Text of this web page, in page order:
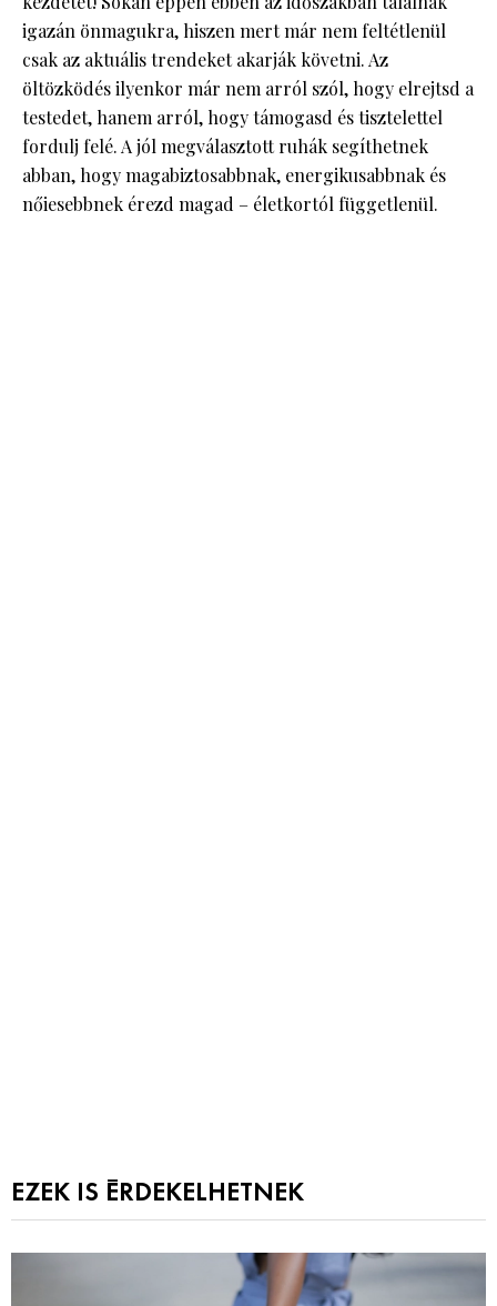
igazán önmagukra, hiszen mert már nem feltétlenül
csak az aktuális trendeket akarják követni. Az
öltözködés ilyenkor már nem arról szól, hogy elrejtsd a
testedet, hanem arról, hogy támogasd és tisztelettel
fordulj felé. A jól megválasztott ruhák segíthetnek
abban, hogy magabiztosabbnak, energikusabbnak és
nőiesebbnek érezd magad – életkortól függetlenül.
EZEK IS ÉRDEKELHETNEK